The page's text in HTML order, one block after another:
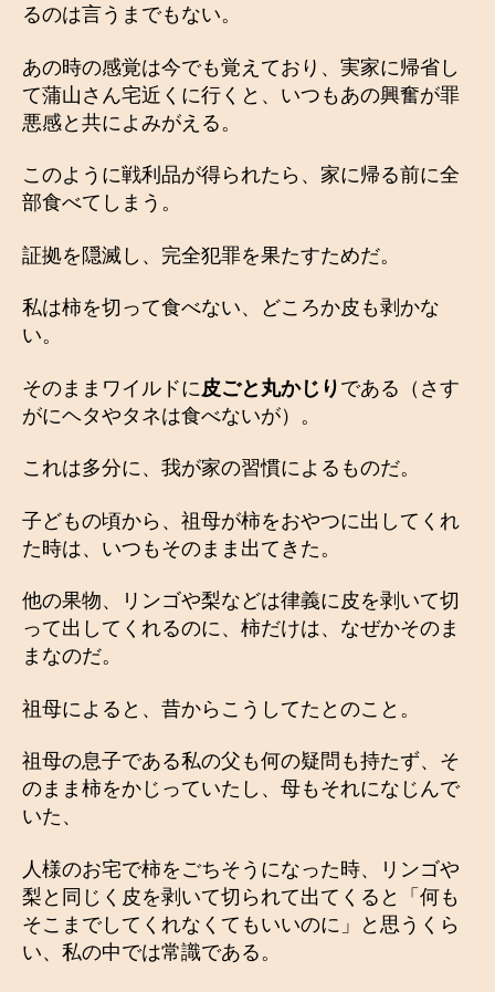
るのは言うまでもない。
あの時の感覚は今でも覚えており、実家に帰省し
て蒲山さん宅近くに行くと、いつもあの興奮が罪
悪感と共によみがえる。
このように戦利品が得られたら、家に帰る前に全
部食べてしまう。
証拠を隠滅し、完全犯罪を果たすためだ。
私は柿を切って食べない、どころか皮も剥かな
い。
そのままワイルドに 皮ごと丸かじり である（さす
がにヘタやタネは食べないが）。
これは多分に、我が家の習慣によるものだ。
子どもの頃から、祖母が柿をおやつに出してくれ
た時は、いつもそのまま出てきた。
他の果物、リンゴや梨などは律義に皮を剥いて切
って出してくれるのに、柿だけは、なぜかそのま
まなのだ。
祖母によると、昔からこうしてたとのこと。
祖母の息子である私の父も何の疑問も持たず、そ
のまま柿をかじっていたし、母もそれになじんで
いた、
人様のお宅で柿をごちそうになった時、リンゴや
梨と同じく皮を剥いて切られて出てくると「何も
そこまでしてくれなくてもいいのに」と思うくら
い、私の中では常識である。